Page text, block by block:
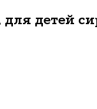
детей